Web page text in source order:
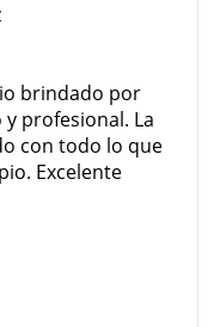
brindado por
profesional. La
con todo lo que
Excelente